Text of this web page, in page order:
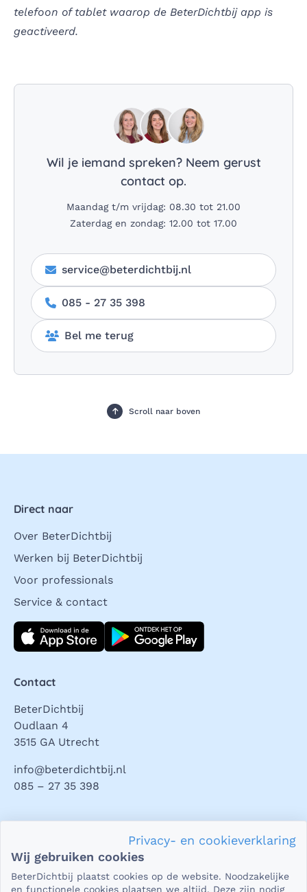
telefoon of tablet waarop de BeterDichtbij app is
geactiveerd.
Wil je iemand spreken? Neem gerust
contact op.
Maandag t/m vrijdag: 08.30 tot 21.00
Zaterdag en zondag: 12.00 tot 17.00
service@beterdichtbij.nl
085 - 27 35 398
Bel me terug
Scroll naar boven
Direct naar
Over BeterDichtbij
Werken bij BeterDichtbij
Voor professionals
Service & contact
Download direct
Contact
BeterDichtbij
Oudlaan 4
3515 GA Utrecht
info@beterdichtbij.nl
085 – 27 35 398
Privacy en veiligheid
Als het gaat om je gezondheid, dan is het natuurlijk heel
kunt stellen. En dat je er zeker van bent dat wat je deelt,
Privacy- en cookieverklaring
Wij gebruiken cookies
BeterDichtbij plaatst cookies op de website. Noodzakelijke
en functionele cookies plaatsen we altijd. Deze zijn nodig